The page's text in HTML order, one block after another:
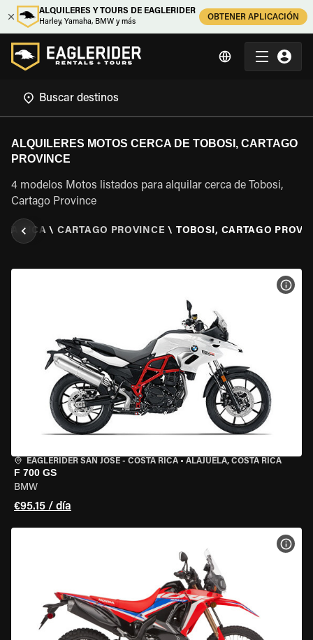
ALQUILERES Y TOURS DE EAGLERIDER
Harley, Yamaha, BMW y más
OBTENER APLICACIÓN
ALQUILERES MOTOS CERCA DE TOBOSI, CARTAGO
PROVINCE
4 modelos Motos listados para alquilar cerca de Tobosi,
Cartago Province
RICA \ CARTAGO PROVINCE \ TOBOSI, CARTAGO
EAGLERIDER SAN JOSE - COSTA RICA • ALAJUELA, COSTA RICA
F 700 GS
BMW
€95.15 / día
VER
VER